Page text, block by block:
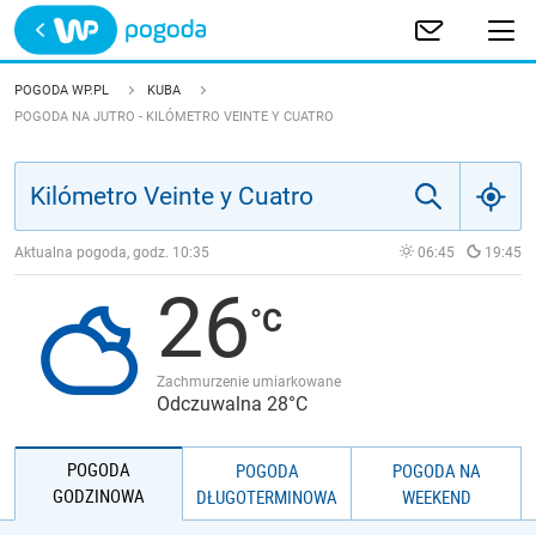
Trwa ładowanie
POLSKA
JAKOŚĆ POWIETRZA
POGODA WP.PL
KUBA
POGODA NA JUTRO - KILÓMETRO VEINTE Y CUATRO
Aktualna pogoda, godz. 10:35 06:45 19:45
26
Zachmurzenie umiarkowane
Odczuwalna 28°C
POGODA
GODZINOWA
POGODA
DŁUGOTERMINOWA
POGODA NA
WEEKEND